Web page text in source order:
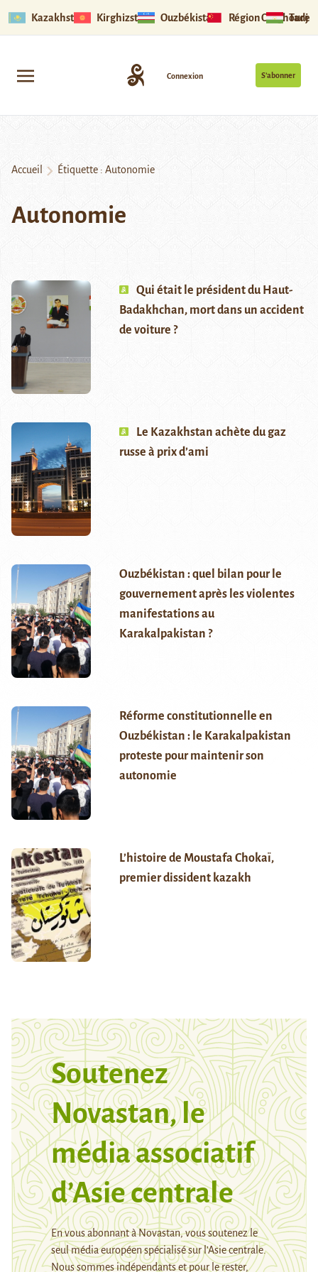
Kazakhstan Kirghizstan Ouzbékistan Région Ouïghoure
S’abonner
Connexion
Accueil Étiquette : Autonomie
Autonomie
Qui était le président du Haut-
Badakhchan, mort dans un accident
de voiture ?
Le Kazakhstan achète du gaz
russe à prix d’ami
Ouzbékistan : quel bilan pour le
gouvernement après les violentes
manifestations au
Karakalpakistan ?
Réforme constitutionnelle en
Ouzbékistan : le Karakalpakistan
proteste pour maintenir son
autonomie
L’histoire de Moustafa Chokaï,
premier dissident kazakh
Soutenez
Novastan, le
média associatif
d’Asie centrale
En vous abonnant à Novastan, vous soutenez le
seul média européen spécialisé sur l’Asie centrale.
Nous sommes indépendants et pour le rester,